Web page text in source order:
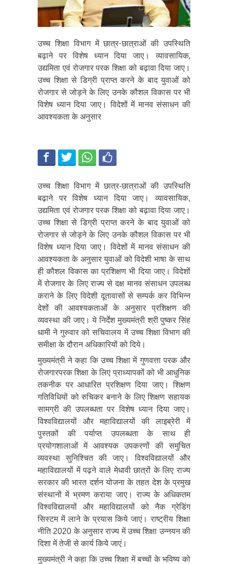
उच्च शिक्षा विभाग में छात्र-छात्राओं की उपस्थिति
बढ़ाने पर विशेष ध्यान दिया जाए। व्यावसायिक,
उद्यमिता एवं रोजगार परक शिक्षा को बढ़ावा दिया जाए।
उच्च शिक्षा से डिग्री प्राप्त करने के बाद युवाओं को
रोजगार से जोड़ने के लिए उनके कौशल विकास पर भी
विशेष ध्यान दिया जाए। विदेशों में मानव संसाधन की
आवश्यकता के अनुसार
उच्च शिक्षा विभाग में छात्र-छात्राओं की उपस्थिति
बढ़ाने पर विशेष ध्यान दिया जाए। व्यावसायिक,
उद्यमिता एवं रोजगार परक शिक्षा को बढ़ावा दिया जाए।
उच्च शिक्षा से डिग्री प्राप्त करने के बाद युवाओं को
रोजगार से जोड़ने के लिए उनके कौशल विकास पर भी
विशेष ध्यान दिया जाए। विदेशों में मानव संसाधन की
आवश्यकता के अनुसार युवाओं को विदेशी भाषा के साथ
ही कौशल विकास का प्रशिक्षण भी दिया जाए। विदेशों
में रोजगार के लिए राज्य से दक्ष मानव संसाधन उपलब्ध
कराने के लिए विदेशी दूतावासों से सम्पर्क कर विभिन्न
देशों की आवश्यकताओं के अनुसार प्रशिक्षण की
व्यवस्था की जाए। ये निर्देश मुख्यमंत्री श्री पुष्कर सिंह
धामी ने गुरुवार को सचिवालय में उच्च शिक्षा विभाग की
समीक्षा के दौरान अधिकारियों को दिये।
मुख्यमंत्री ने कहा कि उच्च शिक्षा में गुणवत्ता परक और
रोजगारपरक शिक्षा के लिए प्राध्यापकों को भी आधुनिक
तकनीक पर आधारित प्रशिक्षण दिया जाए। शिक्षण
गतिविधियों को रुचिकर बनाने के लिए शिक्षण सहायक
सामग्री की उपलब्धता पर विशेष ध्यान दिया जाए।
विश्वविद्यालयों और महाविद्यालयों की लाइब्रेरी में
पुस्तकों की पर्याप्त उपलब्धता के साथ ही
प्रयोगशालाओं में आवश्यक उपकरणों की समुचित
व्यवस्था सुनिश्चित की जाए। विश्वविद्यालयों और
महाविद्यालयों में पढ़ने वाले मेधावी छात्रों के लिए राज्य
सरकार की भारत दर्शन योजना के तहत देश के प्रमुख
संस्थानों में भ्रमण कराया जाए। राज्य के अधिकतम
विश्वविद्यालयों और महाविद्यालयों को नैक ग्रेडिंग
सिस्टम में लाने के प्रयास किये जाएं। राष्ट्रीय शिक्षा
नीति 2020 के अनुसार राज्य में उच्च शिक्षा उन्नयन की
दिशा में तेजी से कार्य किये जाएं।
मुख्यमंत्री ने कहा कि उच्च शिक्षा में बच्चों के भविष्य को